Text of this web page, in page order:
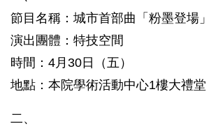
節目名稱：城市首部曲「粉墨登場」
演出團體：特技空間
時間：4月30日（五）
地點：本院學術活動中心1樓大禮堂
二、